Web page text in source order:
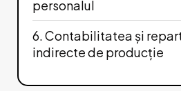
personalul
6. Contabilitatea și
indirecte de producție